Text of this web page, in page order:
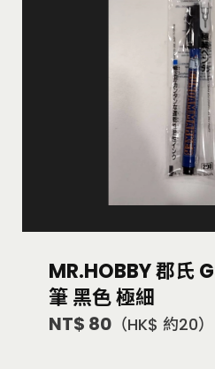
MR.HOBBY 郡氏
筆 黑色 極細
NT$ 80 （HK$ 約20）